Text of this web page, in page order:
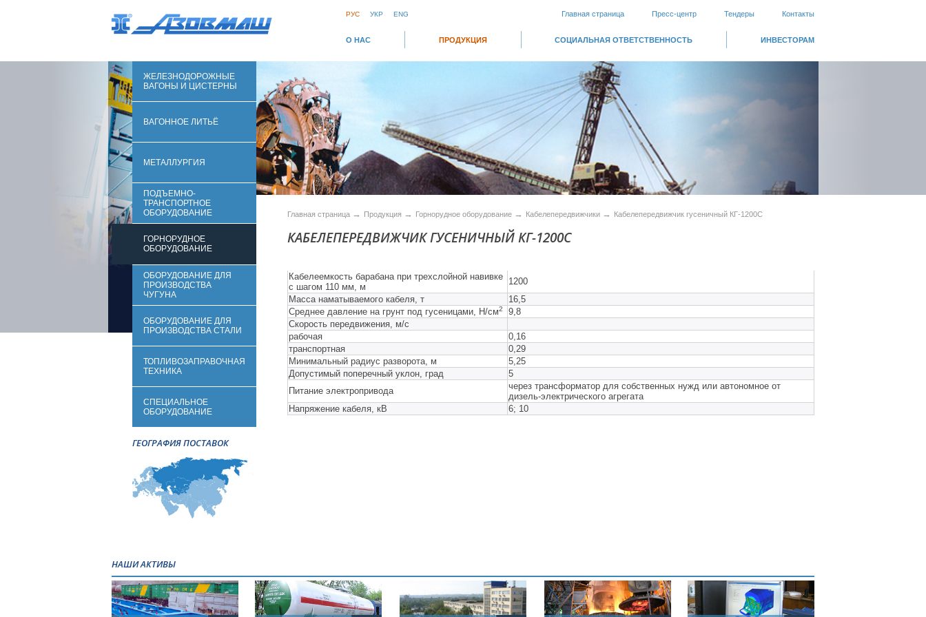
РУС УКР ENG Главная страница Пресс-центр Тендеры Контакты
О НАС ПРОДУКЦИЯ СОЦИАЛЬНАЯ ОТВЕТСТВЕННОСТЬ ИНВЕСТОРАМ
ЖЕЛЕЗНОДОРОЖНЫЕ
ВАГОНЫ И ЦИСТЕРНЫ
ВАГОННОЕ ЛИТЬЁ
МЕТАЛЛУРГИЯ
ПОДЪЕМНО-
ТРАНСПОРТНОЕ
ОБОРУДОВАНИЕ
ГОРНОРУДНОЕ
ОБОРУДОВАНИЕ
ОБОРУДОВАНИЕ ДЛЯ
ПРОИЗВОДСТВА
ЧУГУНА
ОБОРУДОВАНИЕ ДЛЯ
ПРОИЗВОДСТВА СТАЛИ
ТОПЛИВОЗАПРАВОЧНАЯ
ТЕХНИКА
СПЕЦИАЛЬНОЕ
ОБОРУДОВАНИЕ
ГЕОГРАФИЯ ПОСТАВОК
Главная страница → Продукция → Горнорудное оборудование → Кабелепередвижчики → Кабелепередвижчик гусеничный КГ-1200С
КАБЕЛЕПЕРЕДВИЖЧИК ГУСЕНИЧНЫЙ КГ-1200С
Кабелеемкость барабана при трехслойной навивке
с шагом 110 мм, м
1200
Масса наматываемого кабеля, т
16,5
Среднее давление на грунт под гусеницами, Н/см2
9,8
Скорость передвижения, м/с
рабочая
0,16
транспортная
0,29
Минимальный радиус разворота, м
5,25
Допустимый поперечный уклон, град
5
Питание электропривода
через трансформатор для собственных нужд или автономное от
дизель-электрического агрегата
Напряжение кабеля, кВ
6; 10
НАШИ АКТИВЫ